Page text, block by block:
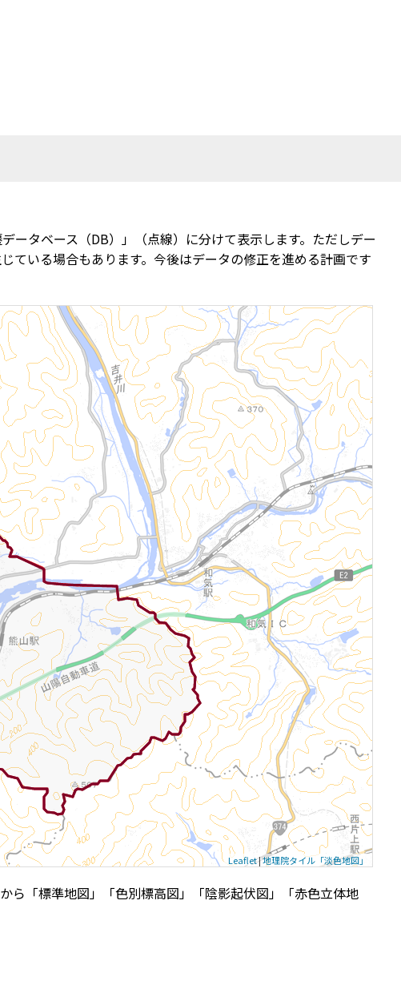
ータベース（DB）」（点線）に分けて表示します。ただしデー
ている場合もあります。今後はデータの修正を進める計画です
Leaflet|地理院タイル「淡色地図」
ら「標準地図」「色別標高図」「陰影起伏図」「赤色立体地